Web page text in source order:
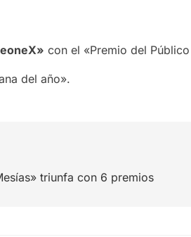
con el «Premio del
del año».
triunfa con 6 premios